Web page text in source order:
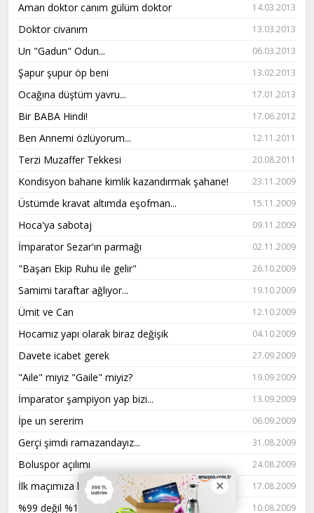
Aman doktor canım gülüm doktor 14.03.2013
Doktor civanım 13.03.2013
Un "Gadun" Odun... 06.03.2013
Şapur şupur öp beni 13.02.2013
Ocağına düştüm yavru... 17.01.2013
Bir BABA Hindi! 17.06.2012
Ben Annemi özlüyorum... 12.11.2011
Terzi Muzaffer Tekkesi 20.08.2011
Kondisyon bahane kimlik kazandırmak şahane! 23.11.2009
Üstümde kravat altımda eşofman... 15.11.2009
Hoca'ya sabotaj 09.11.2009
İmparator Sezar'ın parmağı 02.11.2009
"Başarı Ekip Ruhu ile gelir" 26.10.2009
Samimi taraftar ağlıyor... 19.10.2009
Ümit ve Can 12.10.2009
Hocamız yapı olarak biraz değişik 04.10.2009
Davete icabet gerek 27.09.2009
"Aile" miyiz "Gaile" miyiz? 19.09.2009
İmparator şampiyon yap bizi... 13.09.2009
İpe un sererim 06.09.2009
Gerçi şimdi ramazandayız... 31.08.2009
Boluspor açılımı 24.08.2009
İlk maçımıza hazırlanabildik mi? 17.08.2009
%99 değil %100 şampiyonuz(!) 10.08.2009